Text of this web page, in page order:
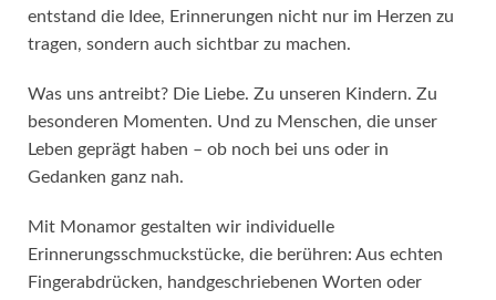
entstand die Idee, Erinnerungen nicht nur im Herzen zu
tragen, sondern auch sichtbar zu machen.
Was uns antreibt? Die Liebe. Zu unseren Kindern. Zu
besonderen Momenten. Und zu Menschen, die unser
Leben geprägt haben – ob noch bei uns oder in
Gedanken ganz nah.
Mit Monamor gestalten wir individuelle
Erinnerungsschmuckstücke, die berühren: Aus echten
Fingerabdrücken, handgeschriebenen Worten oder